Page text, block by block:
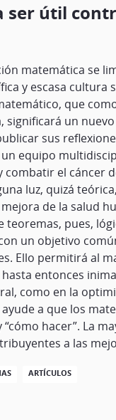
ser útil
matemática se
y escasa
que
un
sus
equipo
el cáncer
luz, quizá
de la salud
pues,
un objetivo
Ello permitirá al
entonces
como en la
a que los
“cómo hacer”. La
a las
ARTÍCULOS